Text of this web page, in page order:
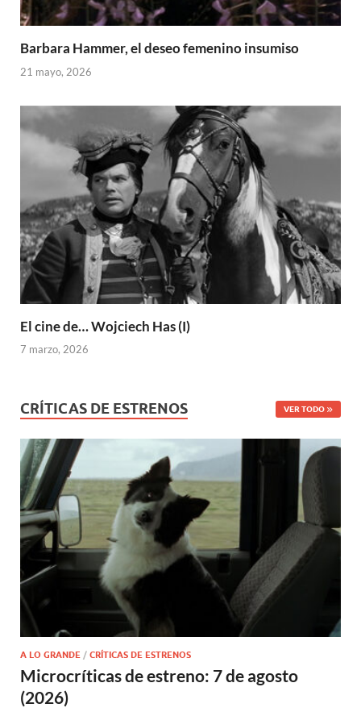
Barbara Hammer, el deseo femenino insumiso
21 mayo, 2026
El cine de… Wojciech Has (I)
7 marzo, 2026
CRÍTICAS DE ESTRENOS VER TODO
A LO GRANDE / CRÍTICAS DE ESTRENOS
Microcríticas de estreno: 7 de agosto
(2026)